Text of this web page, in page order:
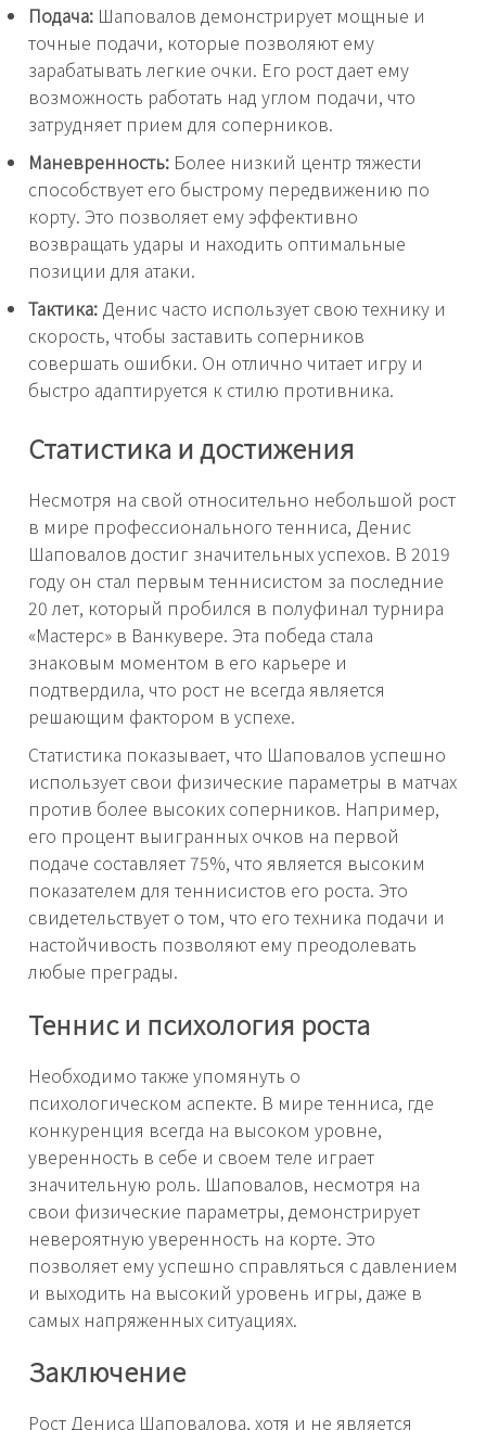
Подача: Шаповалов демонстрирует мощные и
точные подачи, которые позволяют ему
зарабатывать легкие очки. Его рост дает ему
возможность работать над углом подачи, что
затрудняет прием для соперников.
Маневренность: Более низкий центр тяжести
способствует его быстрому передвижению по
корту. Это позволяет ему эффективно
возвращать удары и находить оптимальные
позиции для атаки.
Тактика: Денис часто использует свою технику и
скорость, чтобы заставить соперников
совершать ошибки. Он отлично читает игру и
быстро адаптируется к стилю противника.
Статистика и достижения
Несмотря на свой относительно небольшой рост
в мире профессионального тенниса, Денис
Шаповалов достиг значительных успехов. В 2019
году он стал первым теннисистом за последние
20 лет, который пробился в полуфинал турнира
«Мастерс» в Ванкувере. Эта победа стала
знаковым моментом в его карьере и
подтвердила, что рост не всегда является
решающим фактором в успехе.
Статистика показывает, что Шаповалов успешно
использует свои физические параметры в матчах
против более высоких соперников. Например,
его процент выигранных очков на первой
подаче составляет 75%, что является высоким
показателем для теннисистов его роста. Это
свидетельствует о том, что его техника подачи и
настойчивость позволяют ему преодолевать
любые преграды.
Теннис и психология роста
Необходимо также упомянуть о
психологическом аспекте. В мире тенниса, где
конкуренция всегда на высоком уровне,
уверенность в себе и своем теле играет
значительную роль. Шаповалов, несмотря на
свои физические параметры, демонстрирует
невероятную уверенность на корте. Это
позволяет ему успешно справляться с давлением
и выходить на высокий уровень игры, даже в
самых напряженных ситуациях.
Заключение
Рост Дениса Шаповалова, хотя и не является